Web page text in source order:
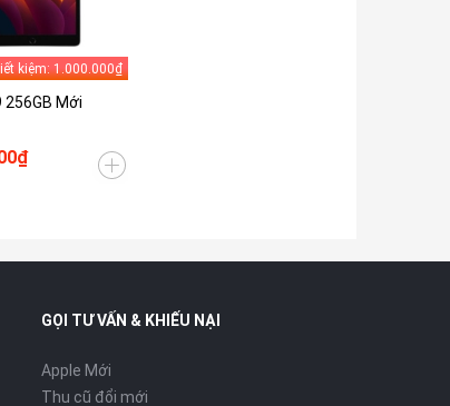
kiệm: 1.000.000₫
256GB Mới
GỌI TƯ VẤN & KHIẾU NẠI
Apple Mới
Thu cũ đổi mới